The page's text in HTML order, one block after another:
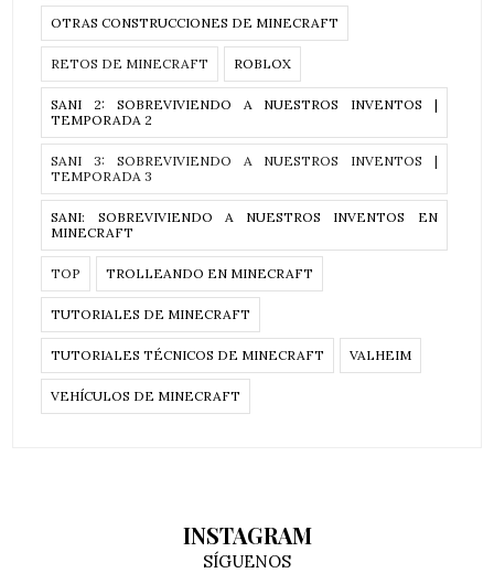
OTRAS CONSTRUCCIONES DE MINECRAFT
RETOS DE MINECRAFT ROBLOX
SANI 2: SOBREVIVIENDO A NUESTROS INVENTOS |
TEMPORADA 2
SANI 3: SOBREVIVIENDO A NUESTROS INVENTOS |
TEMPORADA 3
SANI: SOBREVIVIENDO A NUESTROS INVENTOS EN
MINECRAFT
TOP TROLLEANDO EN MINECRAFT
TUTORIALES DE MINECRAFT
TUTORIALES TÉCNICOS DE MINECRAFT VALHEIM
VEHÍCULOS DE MINECRAFT
INSTAGRAM
SÍGUENOS